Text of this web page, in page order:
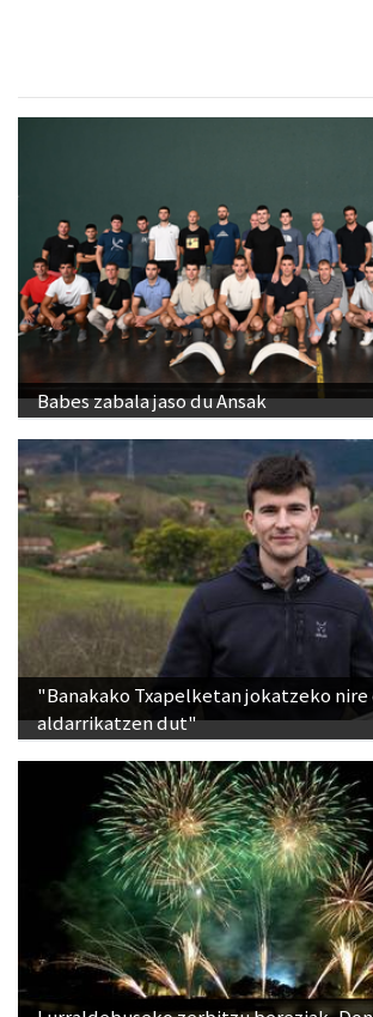
Babes zabala jaso du Ansak
"Banakako Txapelketan jokatzeko
aldarrikatzen dut"